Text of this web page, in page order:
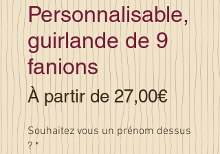
Personnalisable,
guirlande de 9
fanions
À partir de 27,00€Prix
Souhaitez vous un prénom dessus
? *